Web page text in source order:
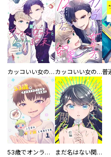
カッコいい女の子と12センチの約束 カッコいい女の子と12センチの約束【単話版】
53歳でオンラインゲームをはじめて人生初のオフ会に参加する話【連載版】 まだ名はない関係